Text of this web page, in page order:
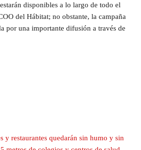
disponibles a lo largo de todo el
del Hábitat; no obstante, la campaña
por una importante difusión a través de
y restaurantes quedarán sin humo y sin